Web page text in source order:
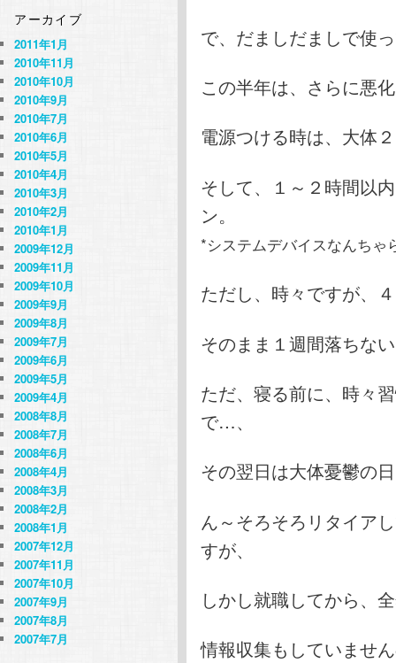
で、だましだましで使
この半年は、さらに悪
電源つける時は、大体
そして、１～２時間以
ン。
*システムデバイスなんちゃ
ただし、時々ですが、
そのまま１週間落ちな
ただ、寝る前に、時々
で…、
その翌日は大体憂鬱の
ん～そろそろリタイア
すが、
しかし就職してから、
情報収集もしていませ
アーカイブ
2011年1月
2010年11月
2010年10月
2010年9月
2010年7月
2010年6月
2010年5月
2010年4月
2010年3月
2010年2月
2010年1月
2009年12月
2009年11月
2009年10月
2009年9月
2009年8月
2009年7月
2009年6月
2009年5月
2009年4月
2008年8月
2008年7月
2008年6月
2008年4月
2008年3月
2008年2月
2008年1月
2007年12月
2007年11月
2007年10月
2007年9月
2007年8月
2007年7月